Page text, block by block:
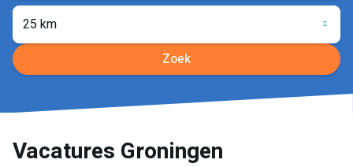
25 km
Zoek
Vacatures Groningen